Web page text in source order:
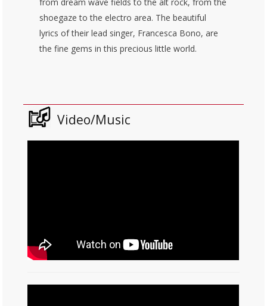
shoegaze to the electro area. The beautiful
lyrics of their lead singer, Francesca Bono, are
the fine gems in this precious little world.
Video/Music